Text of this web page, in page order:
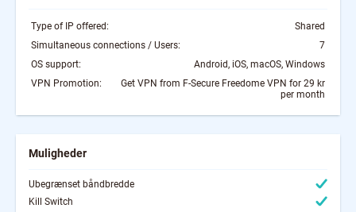
Type of IP offered:
Shared
Simultaneous connections / Users:
7
OS support:
Android, iOS, macOS, Windows
VPN Promotion:
Get VPN from F-Secure Freedome VPN for 29 kr
per month
Muligheder
Ubegrænset båndbredde
Kill Switch